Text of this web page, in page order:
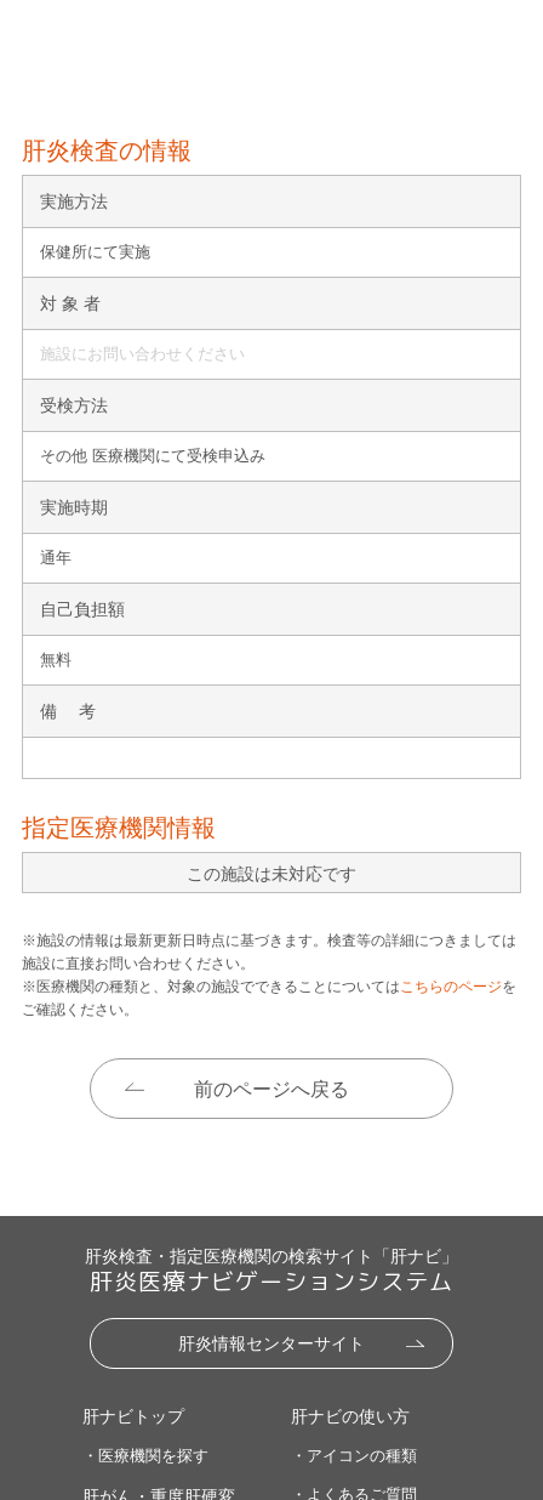
肝炎検査の情報
実施方法
保健所にて実施
対 象 者
施設にお問い合わせください
受検方法
その他 医療機関にて受検申込み
実施時期
通年
自己負担額
無料
備 考
指定医療機関情報
この施設は未対応です
※施設の情報は最新更新日時点に基づきます。検査等の詳細につきましては
施設に直接お問い合わせください。
※医療機関の種類と、対象の施設でできることについてはこちらのページを
ご確認ください。
前のページへ戻る
肝炎検査・指定医療機関の検索サイト「肝ナビ」
肝炎医療ナビゲーションシステム
肝炎情報センターサイト
肝ナビトップ
・医療機関を探す
肝ナビの使い方
・アイコンの種類
・よくあるご質問